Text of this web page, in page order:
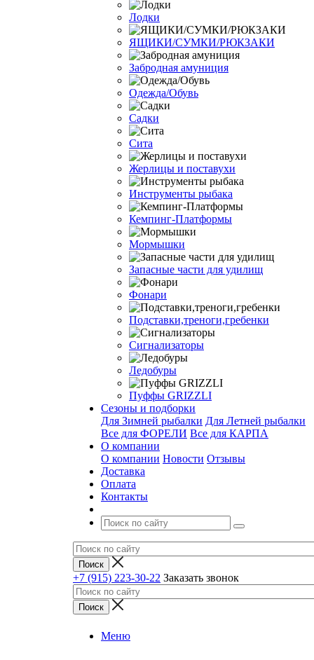
Лодки
ЯЩИКИ/СУМКИ/РЮКЗАКИ
Забродная амуниция
Одежда/Обувь
Садки
Сита
Жерлицы и поставухи
Инструменты рыбака
Кемпинг-Платформы
Мормышки
Запасные части для удилищ
Фонари
Подставки,треноги,гребенки
Сигнализаторы
Ледобуры
Пуффы GRIZZLI
Сезоны и подборки
Для Зимней рыбалки Для Летней рыбалки
Все для ФОРЕЛИ Все для КАРПА
О компании
О компании Новости Отзывы
Доставка
Оплата
Контакты
+7 (915) 223-30-22 Заказать звонок
Меню